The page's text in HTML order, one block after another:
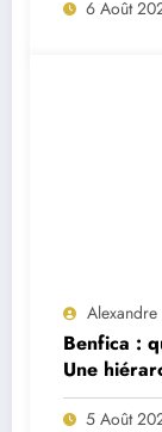
6 Août
Benfica :
Une
deux
5 Août